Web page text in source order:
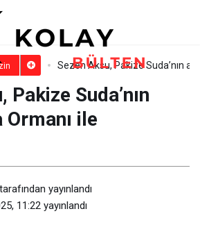
Sezen Aksu, Pakize Suda’nın
Pakize Suda’nın
Ormanı ile
tarafından yayınlandı
11:22 yayınlandı
Cyrus’tan Eşsiz Bir Pop
Paylaş